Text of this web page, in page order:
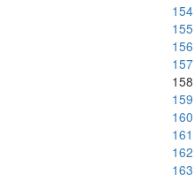
154
155
156
157
158
159
160
161
162
163